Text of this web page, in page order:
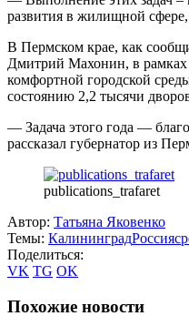
развития в жилищной
В Пермском крае, как
Дмитрий Махонин, в
комфортной городской
состоянию 2,2 тысячи
— Задача этого года —
рассказал губернатор из
publications_trafaret
Автор: Татьяна Яковенко
Темы: КалининградРоссия
Поделиться:
VK TG OK
Похожие новости